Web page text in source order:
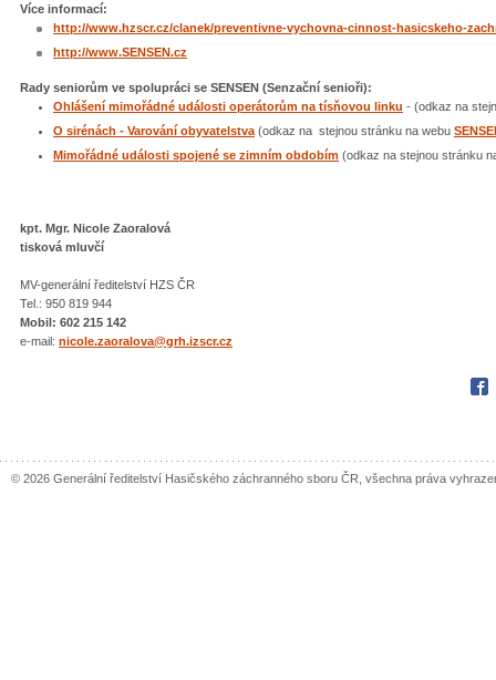
Více informací:
http://www.hzscr.cz/clanek/preventivne-vychovna-cinnost-hasicskeho-
http://www.SENSEN.cz
Rady seniorům ve spolupráci se SENSEN (Senzační senioři):
Ohlášení mimořádné události operátorům na tísňovou linku - (odkaz na
O sirénách - Varování obyvatelstva (odkaz na stejnou stránku na webu
Mimořádné události spojené se zimním obdobím (odkaz na stejnou stránku
kpt. Mgr. Nicole Zaoralová
tisková mluvčí
MV-generální ředitelství HZS ČR
Tel.: 950 819 944
Mobil: 602 215 142
e-mail: nicole.zaoralova@grh.izscr.cz
© 2026 Generální ředitelství Hasičského záchranného sboru ČR, všechna práva